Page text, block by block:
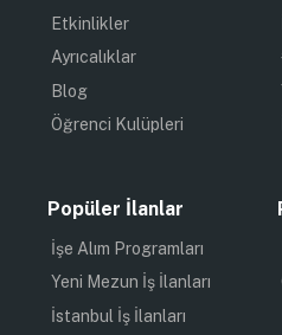
Etkinlikler
Ayrıcalıklar
Blog
Öğrenci Kulüpleri
Popüler İlanlar
İşe Alım Programları
Yeni Mezun İş İlanları
İstanbul İş İlanları